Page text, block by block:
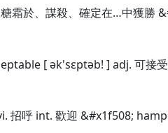
霜於、謀殺、確定在…中獲勝
[ ək'sɛptəb! ] adj. 可接
呼 int. 歡迎 &#x1f508;